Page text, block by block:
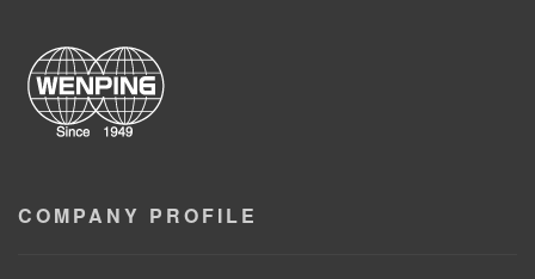
COMPANY PROFILE